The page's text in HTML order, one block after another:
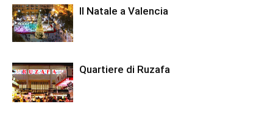
Il Natale a Valencia
Quartiere di Ruzafa